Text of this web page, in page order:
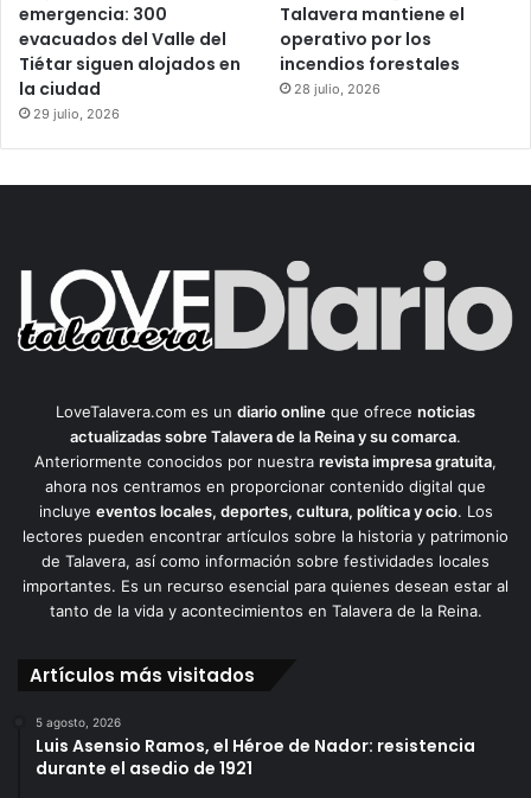
emergencia: 300
evacuados del Valle del
Tiétar siguen alojados en
la ciudad
29 julio, 2026
Talavera mantiene el
operativo por los
incendios forestales
28 julio, 2026
LoveTalavera.com es un diario online que ofrece noticias
actualizadas sobre Talavera de la Reina y su comarca.
Anteriormente conocidos por nuestra revista impresa gratuita,
ahora nos centramos en proporcionar contenido digital que
incluye eventos locales, deportes, cultura, política y ocio. Los
lectores pueden encontrar artículos sobre la historia y patrimonio
de Talavera, así como información sobre festividades locales
importantes. Es un recurso esencial para quienes desean estar al
tanto de la vida y acontecimientos en Talavera de la Reina.
Artículos más visitados
5 agosto, 2026
Luis Asensio Ramos, el Héroe de Nador: resistencia
durante el asedio de 1921